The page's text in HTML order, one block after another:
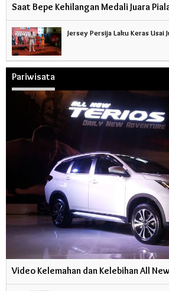
Saat Bepe Kehilangan Medali Juara
Jersey Persija Laku Keras Usai
Pariwisata
Video Kelemahan dan Kelebihan All